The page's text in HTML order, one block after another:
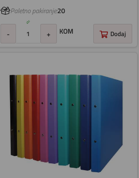
Paletno pakiranje:20
- + KOM Dodaj